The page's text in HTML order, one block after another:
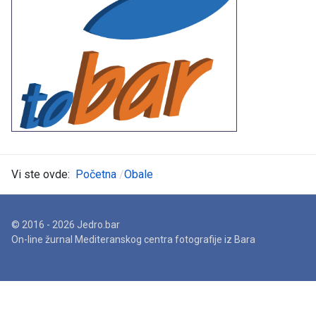
Vi ste ovde: Početna Obale
© 2016 - 2026 Jedro.bar
On-line žurnal Mediteranskog centra fotografije iz Bara